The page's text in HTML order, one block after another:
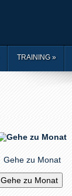
TRAINING»
Gehe zu Monat
Gehe zu Monat